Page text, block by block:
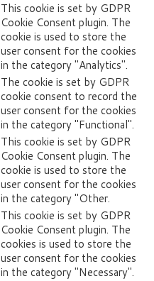
This cookie is set by GDPR
Cookie Consent plugin. The
cookie is used to store the
user consent for the cookies
in the category "Analytics".
The cookie is set by GDPR
cookie consent to record the
user consent for the cookies
in the category "Functional".
This cookie is set by GDPR
Cookie Consent plugin. The
cookie is used to store the
user consent for the cookies
in the category "Other.
This cookie is set by GDPR
Cookie Consent plugin. The
cookies is used to store the
user consent for the cookies
in the category "Necessary".